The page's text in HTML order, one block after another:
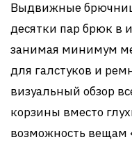
Выдвижные
десятки пар брюк в
занимая минимум
для галстуков и
визуальный обзор
корзины вместо
возможность вещам